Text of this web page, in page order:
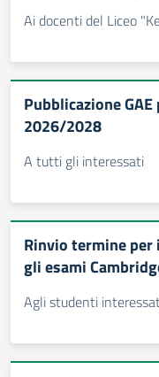
Ai docenti del Liceo
Pubblicazione
2026/2028
A tutti gli interessati
Rinvio termine
gli esami
Agli studenti